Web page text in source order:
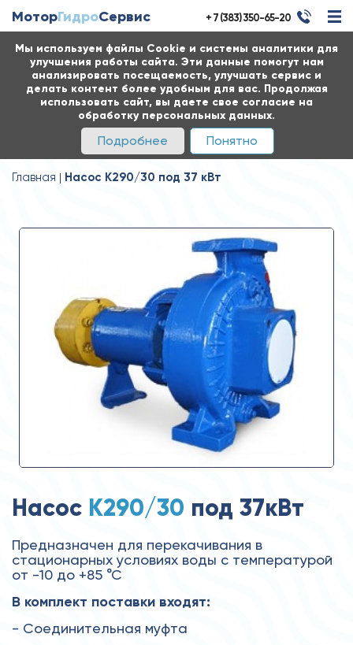
Мы используем файлы Cookie и системы аналитики для
улучшения работы сайта. Эти данные помогут нам
анализировать посещаемость, улучшать сервис и
делать контент более удобным для вас. Продолжая
использовать сайт, вы даете свое согласие на
обработку персональных данных.
Подробнее Понятно
МоторГидроСервис + 7 (383) 350-65-20
Главная Насос К290/30 под 37 кВт
Насос К290/30 под 37кВт
Предназначен для перекачивания в
стационарных условиях воды с температурой
от -10 до +85 °С
В комплект поставки входят:
- Соединительная муфта